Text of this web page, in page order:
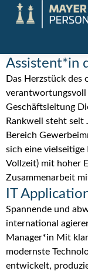
Assistent*in
Das Herzstück des
Geschäftsleitung
Rankweil steht
Bereich
sich eine vielseitige
Vollzeit) mit hoher
Zusammenarbeit
IT
Spannende und
international
Manager*in Mit
modernste
entwickelt,